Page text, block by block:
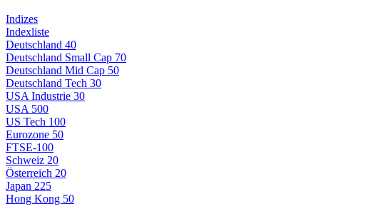
Indizes
Indexliste
Deutschland 40
Deutschland Small Cap 70
Deutschland Mid Cap 50
Deutschland Tech 30
USA Industrie 30
USA 500
US Tech 100
Eurozone 50
FTSE-100
Schweiz 20
Österreich 20
Japan 225
Hong Kong 50